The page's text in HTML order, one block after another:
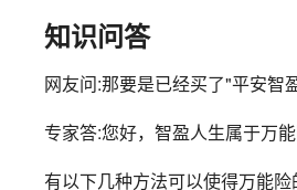
知识问答
网友问:那要是已经买了"平安智
专家答:您好，智盈人生属于万
有以下几种方法可以使得万能